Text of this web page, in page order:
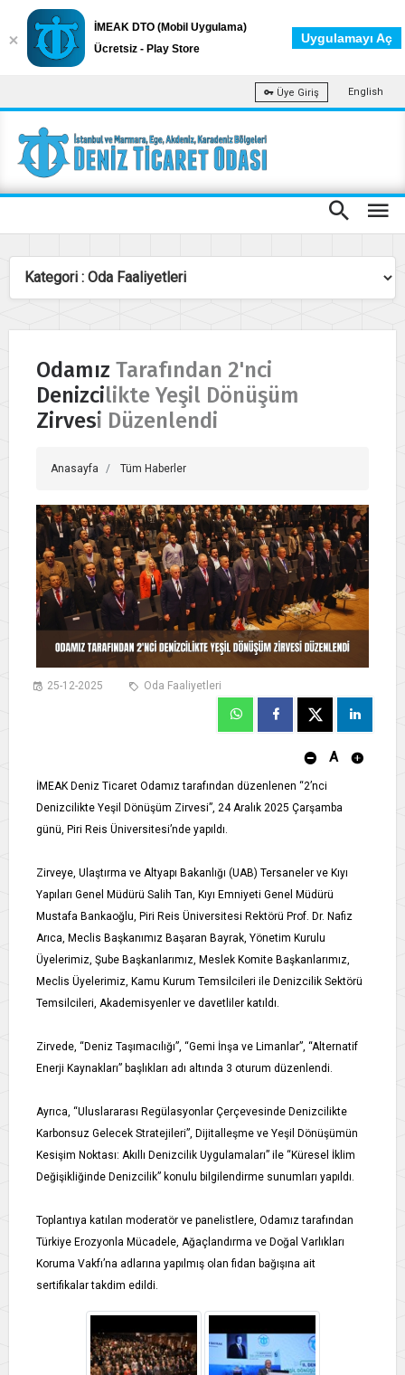
Üye Giriş English
Odamız Tarafından 2'nci
Denizcilikte Yeşil Dönüşüm
Zirvesi Düzenlendi
Anasayfa Tüm Haberler
25-12-2025 Oda Faaliyetleri
A
İMEAK Deniz Ticaret Odamız tarafından düzenlenen “2’nci
Denizcilikte Yeşil Dönüşüm Zirvesi”, 24 Aralık 2025 Çarşamba
günü, Piri Reis Üniversitesi’nde yapıldı.
Zirveye, Ulaştırma ve Altyapı Bakanlığı (UAB) Tersaneler ve Kıyı
Yapıları Genel Müdürü Salih Tan, Kıyı Emniyeti Genel Müdürü
Mustafa Bankaoğlu, Piri Reis Üniversitesi Rektörü Prof. Dr. Nafiz
Arıca, Meclis Başkanımız Başaran Bayrak, Yönetim Kurulu
Üyelerimiz, Şube Başkanlarımız, Meslek Komite Başkanlarımız,
Meclis Üyelerimiz, Kamu Kurum Temsilcileri ile Denizcilik Sektörü
Temsilcileri, Akademisyenler ve davetliler katıldı.
Zirvede, “Deniz Taşımacılığı”, “Gemi İnşa ve Limanlar”, “Alternatif
Enerji Kaynakları” başlıkları adı altında 3 oturum düzenlendi.
Ayrıca, “Uluslararası Regülasyonlar Çerçevesinde Denizcilikte
Karbonsuz Gelecek Stratejileri”, Dijitalleşme ve Yeşil Dönüşümün
Kesişim Noktası: Akıllı Denizcilik Uygulamaları” ile “Küresel İklim
Değişikliğinde Denizcilik” konulu bilgilendirme sunumları yapıldı.
Toplantıya katılan moderatör ve panelistlere, Odamız tarafından
Türkiye Erozyonla Mücadele, Ağaçlandırma ve Doğal Varlıkları
Koruma Vakfı’na adlarına yapılmış olan fidan bağışına ait
sertifikalar takdim edildi.
İMEAK DTO (Mobil Uygulama)
Ücretsiz - Play Store
Uygulamayı Aç